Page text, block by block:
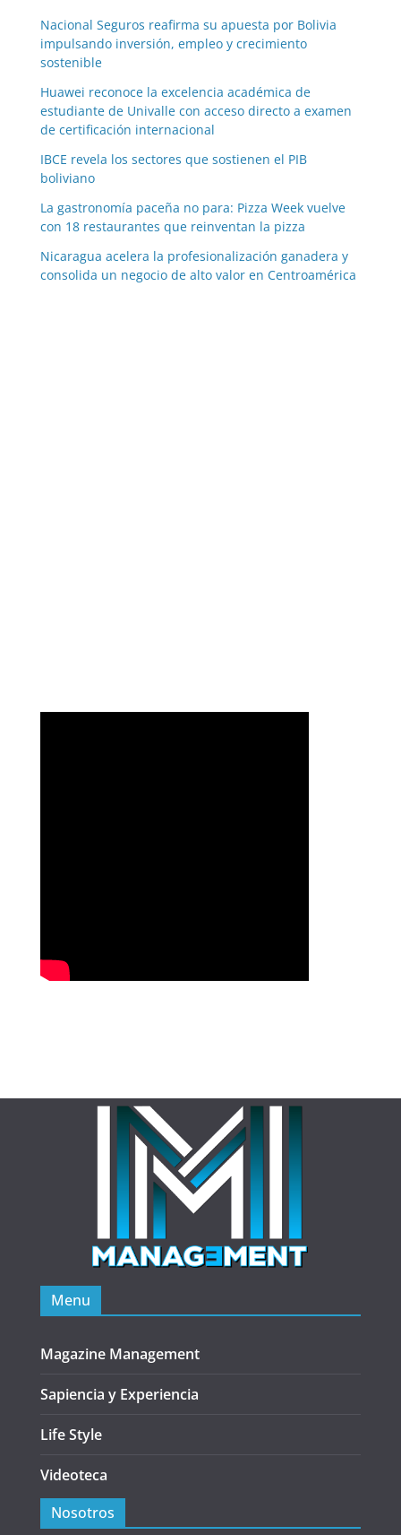
Nacional Seguros reafirma su apuesta por Bolivia
impulsando inversión, empleo y crecimiento
sostenible
Huawei reconoce la excelencia académica de
estudiante de Univalle con acceso directo a examen
de certificación internacional
IBCE revela los sectores que sostienen el PIB
boliviano
La gastronomía paceña no para: Pizza Week vuelve
con 18 restaurantes que reinventan la pizza
Nicaragua acelera la profesionalización ganadera y
consolida un negocio de alto valor en Centroamérica
Menu
Magazine Management
Sapiencia y Experiencia
Life Style
Videoteca
Nosotros